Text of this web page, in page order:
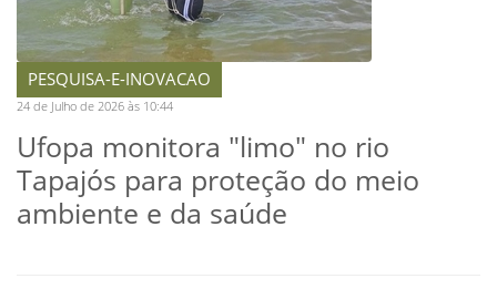
PESQUISA-E-INOVACAO
24 de Julho de 2026 às 10:44
Ufopa monitora "limo" no rio
Tapajós para proteção do meio
ambiente e da saúde